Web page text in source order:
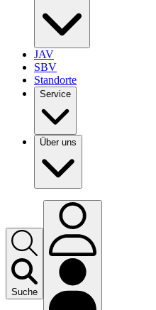
JAV
SBV
Standorte
Service
Über uns
Suche